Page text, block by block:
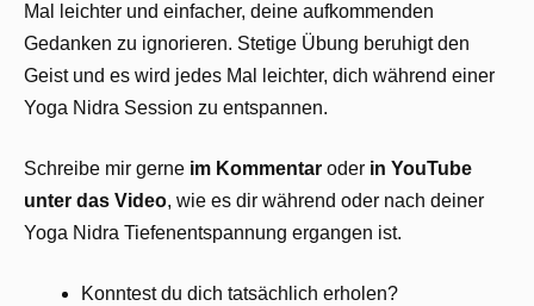
Mal leichter und einfacher, deine aufkommenden
Gedanken zu ignorieren. Stetige Übung beruhigt den
Geist und es wird jedes Mal leichter, dich während einer
Yoga Nidra Session zu entspannen.
Schreibe mir gerne im Kommentar oder in YouTube
unter das Video, wie es dir während oder nach deiner
Yoga Nidra Tiefenentspannung ergangen ist.
Konntest du dich tatsächlich erholen?